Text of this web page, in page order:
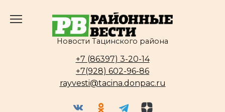
Новости Тацинского района
+7 (86397) 3-20-14
+7(928) 602-96-86
rayvesti@tacina.donpac.ru